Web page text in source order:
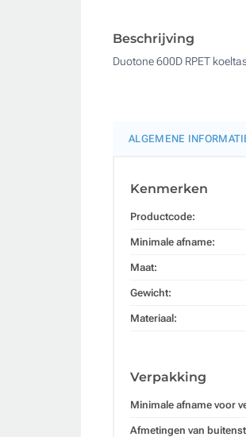
Beschrijving
Duotone 600D RPET
ALGEMENE
Kenmerken
Productcode:
Minimale afname:
Maat:
Gewicht:
Materiaal:
Verpakking
Minimale afname voor
Afmetingen van